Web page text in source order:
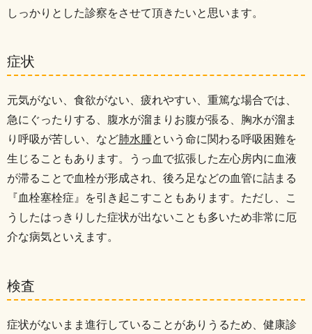
しっかりとした診察をさせて頂きたいと思います。
症状
元気がない、食欲がない、疲れやすい、重篤な場合では、
急にぐったりする、腹水が溜まりお腹が張る、胸水が溜ま
り呼吸が苦しい、など肺水腫という命に関わる呼吸困難を
生じることもあります。
うっ血で拡張した左心房内に血液
が滞ることで血栓が形成され、後ろ足などの血管に詰まる
『血栓塞栓症』を引き起こすこともあります。 ただし、こ
うしたはっきりした症状が出ないことも多いため非常に厄
介な病気といえます。
検査
症状がないまま進行していることがありうるため、健康診